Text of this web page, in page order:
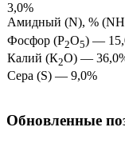
3,0%
Амидный (N), % (NH
Фосфор (Р2О5) —
Калий (К2О) —
Сера (S) — 9,0%
Обновленные